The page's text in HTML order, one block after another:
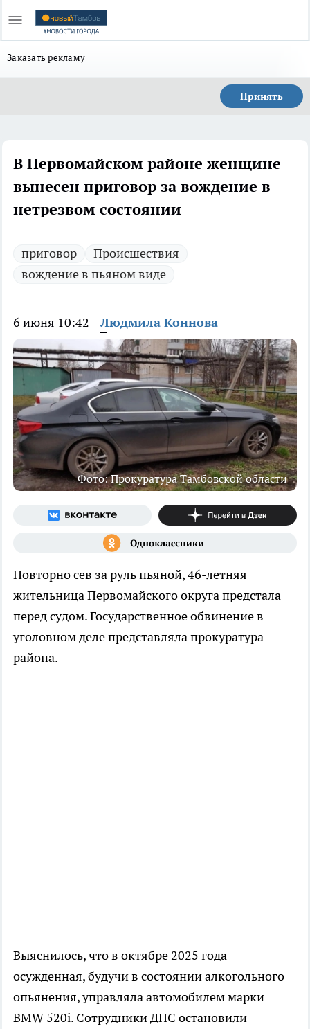
Заказать рекламу
Принять
В Первомайском районе женщине
вынесен приговор за вождение в
нетрезвом состоянии
приговор
Происшествия
вождение в пьяном виде
6 июня 10:42 Людмила Коннова
Фото: Прокуратура Тамбовской области
Повторно сев за руль пьяной, 46-летняя
жительница Первомайского округа предстала
перед судом. Государственное обвинение в
уголовном деле представляла прокуратура
района.
Выяснилось, что в октябре 2025 года
осужденная, будучи в состоянии алкогольного
опьянения, управляла автомобилем марки
BMW 520i. Сотрудники ДПС остановили